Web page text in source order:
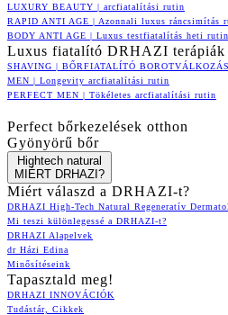
LUXURY BEAUTY | arcfiatalítási rutin
RAPID ANTI AGE | Azonnali luxus ráncsimítás
BODY ANTI AGE | Luxus testfiatalítás heti
Luxus fiatalító DRHAZI terápiák
SHAVING | BŐRFIATALÍTÓ
MEN | Longevity arcfiatalítási rutin
PERFECT MEN | Tökéletes arcfiatalítási rutin
Perfect bőrkezelések otthon
Gyönyörű bőr
Hightech natural
MIÉRT DRHAZI?
Miért válaszd a DRHAZI-t?
DRHAZI High-Tech Natural Regeneratív
Mi teszi különlegessé a DRHAZI-t?
DRHAZI Alapelvek
dr Házi Edina
Minősítéseink
Tapasztald meg!
DRHAZI INNOVÁCIÓK
Tudástár, Cikkek